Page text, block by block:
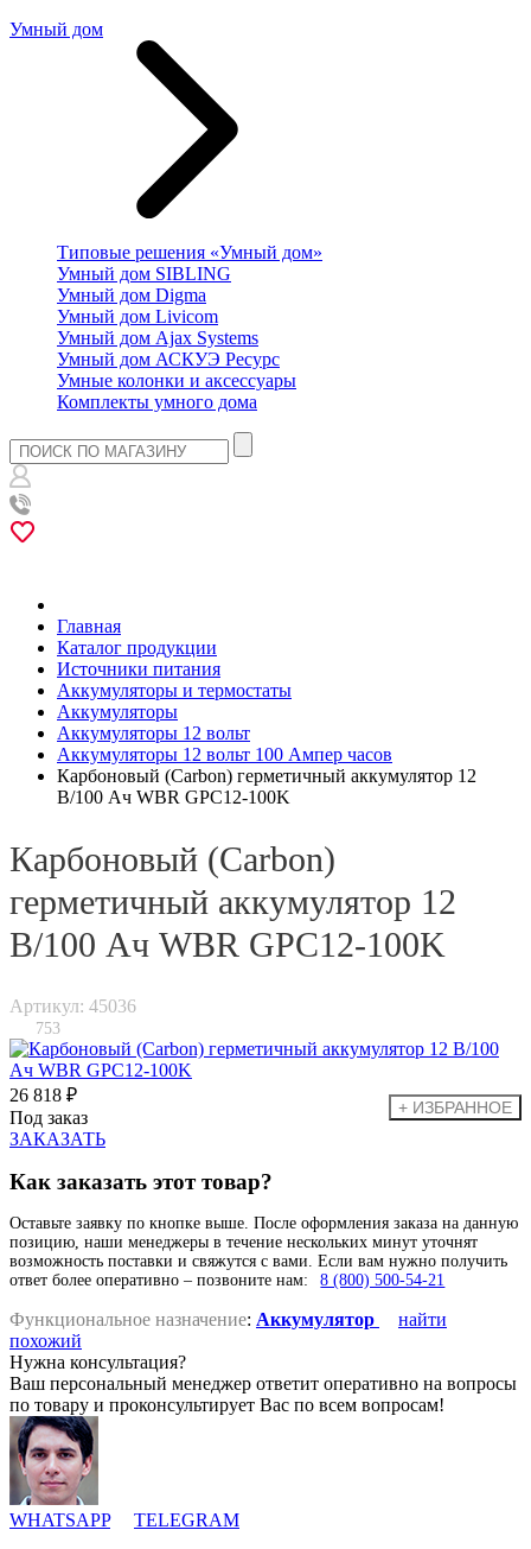
Умный дом
Типовые решения «Умный дом»
Умный дом SIBLING
Умный дом Digma
Умный дом Livicom
Умный дом Ajax Systems
Умный дом АСКУЭ Ресурс
Умные колонки и аксессуары
Комплекты умного дома
Главная
Каталог продукции
Источники питания
Аккумуляторы и термостаты
Аккумуляторы
Аккумуляторы 12 вольт
Аккумуляторы 12 вольт 100 Ампер часов
Карбоновый (Carbon) герметичный аккумулятор 12
В/100 Ач WBR GPC12-100K
Карбоновый (Carbon)
герметичный аккумулятор 12
В/100 Ач WBR GPC12-100K
Артикул: 45036
753
26 818 ₽
Под заказ
ЗАКАЗАТЬ
Как заказать этот товар?
Оставьте заявку по кнопке выше. После оформления заказа на данную
позицию, наши менеджеры в течение нескольких минут уточнят
возможность поставки и свяжутся с вами. Если вам нужно получить
ответ более оперативно – позвоните нам:
8 (800) 500-54-21
Функциональное назначение: Аккумулятор
найти
похожий
Нужна консультация?
Ваш персональный менеджер ответит оперативно на вопросы
по товару и проконсультирует Вас по всем вопросам!
WHATSAPP TELEGRAM